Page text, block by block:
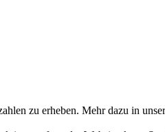
zu erheben. Mehr dazu in